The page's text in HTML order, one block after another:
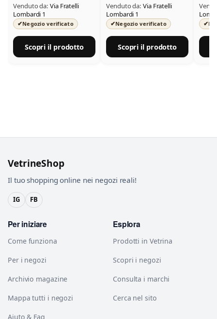
Venduto da: Via Fratelli
Lombardi 1
✔Negozio verificato
Scopri il prodotto
Venduto da: Via Fratelli
Lombardi 1
✔Negozio verificato
Scopri il prodotto
✔
VetrineShop
Il tuo shopping online nei negozi reali!
IG FB
Per iniziare
Come funziona
Per i negozi
Archivio magazine
Mappa tutti i negozi
Aiuto & Faq
Esplora
Prodotti in Vetrina
Scopri i negozi
Consulta i marchi
Cerca nel sito